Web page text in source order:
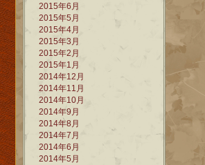
2015年6月
2015年5月
2015年4月
2015年3月
2015年2月
2015年1月
2014年12月
2014年11月
2014年10月
2014年9月
2014年8月
2014年7月
2014年6月
2014年5月